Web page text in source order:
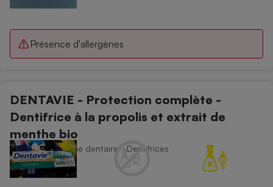
Présence d'allergènes
DENTAVIE - Protection complète -
Dentifrice à la propolis et extrait de
menthe bio
Produits d'hygiène dentaire - Dentifrices